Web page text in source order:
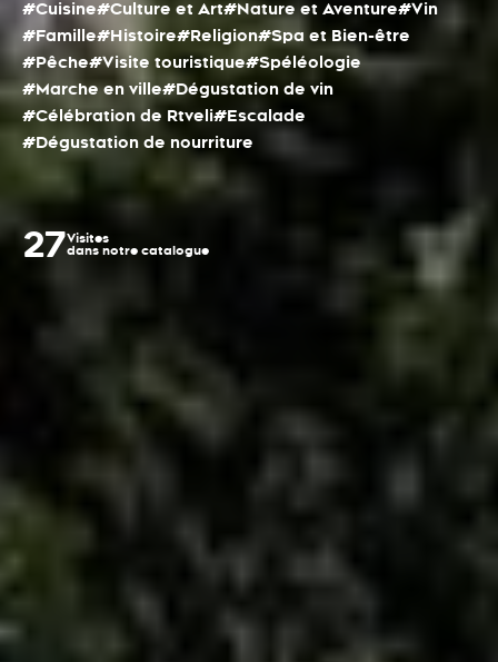
#Cuisine#Culture et Art#Nature et Aventure#Vin
#Famille#Histoire#Religion#Spa et Bien-être
#Pêche#Visite touristique#Spéléologie
#Marche en ville#Dégustation de vin
#Célébration de Rtveli#Escalade
#Dégustation de nourriture
27Visites
dans notre catalogue